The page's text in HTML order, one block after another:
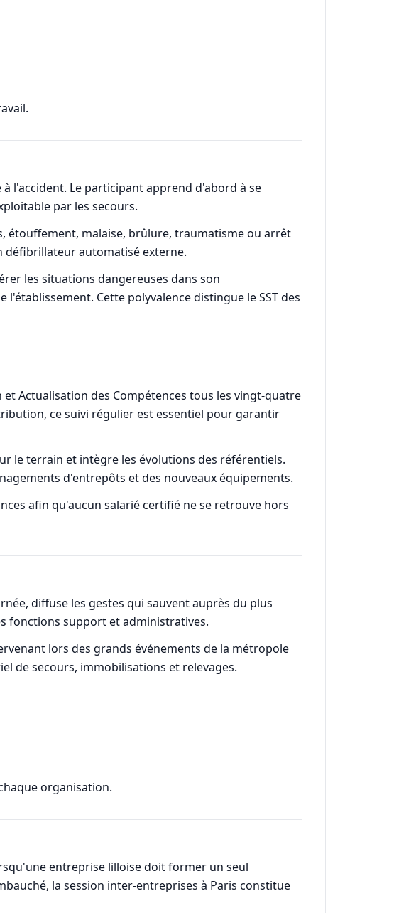
l'accident. Le participant apprend d'abord à se
par les secours.
étouffement, malaise, brûlure, traumatisme ou arrêt
défibrillateur automatisé externe.
les situations dangereuses dans son
Cette polyvalence distingue le SST des
Actualisation des Compétences tous les vingt-quatre
ce suivi régulier est essentiel pour garantir
le terrain et intègre les évolutions des référentiels.
d'entrepôts et des nouveaux équipements.
afin qu'aucun salarié certifié ne se retrouve hors
diffuse les gestes qui sauvent auprès du plus
fonctions support et administratives.
lors des grands événements de la métropole
de secours, immobilisations et relevages.
organisation.
entreprise lilloise doit former un seul
la session inter-entreprises à Paris constitue